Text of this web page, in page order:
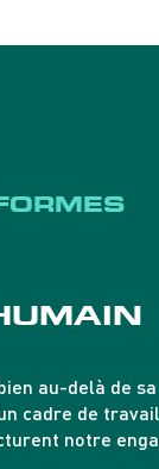
au-delà de
cadre de
notre